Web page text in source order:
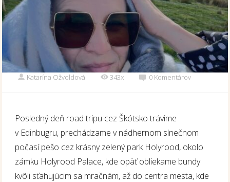
Katarína Ožvoldová 343x 0 Komentárov
Posledný deň road tripu cez Škótsko trávime
v Edinbugru, prechádzame v nádhernom slnečnom
počasí pešo cez krásny zelený park Holyrood, okolo
zámku Holyrood Palace, kde opäť obliekame bundy
kvôli sťahujúcim sa mračnám, až do centra mesta, kde